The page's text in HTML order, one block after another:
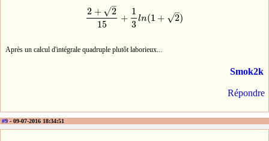
2 + 2
–
√
15
+
1
3
ln(1 + 2
–
√ )
2+2 15+13ln(1 +2 )
Après un calcul d'intégrale quadruple plutôt laborieux...
Smok2k
Répondre
#9 - 09-07-2016 18:34:51